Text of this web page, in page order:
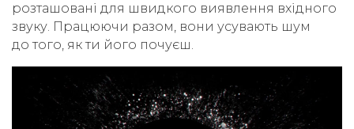
розташовані для швидкого виявлення вхідного
звуку. Працюючи разом, вони усувають шум
до того, як ти його почуєш.